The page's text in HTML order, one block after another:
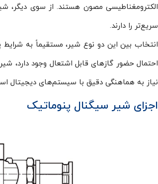
سریع‌تر را دارند.
انتخاب بین این دو نوع شیر، مستقیماً به شرایط
احتمال حضور گازهای قابل اشتعال وجود دارد،
نیاز به هماهنگی دقیق با سیستم‌های دیجیتال
اجزای شیر سیگنال پنوماتیک